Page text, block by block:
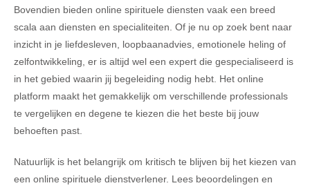
Bovendien bieden online spirituele diensten vaak een breed
scala aan diensten en specialiteiten. Of je nu op zoek bent naar
inzicht in je liefdesleven, loopbaanadvies, emotionele heling of
zelfontwikkeling, er is altijd wel een expert die gespecialiseerd is
in het gebied waarin jij begeleiding nodig hebt. Het online
platform maakt het gemakkelijk om verschillende professionals
te vergelijken en degene te kiezen die het beste bij jouw
behoeften past.
Natuurlijk is het belangrijk om kritisch te blijven bij het kiezen van
een online spirituele dienstverlener. Lees beoordelingen en